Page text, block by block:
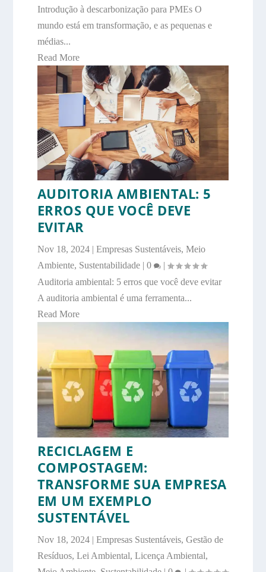
Introdução à descarbonização para PMEs O
mundo está em transformação, e as pequenas e
médias...
Read More
AUDITORIA AMBIENTAL: 5
ERROS QUE VOCÊ DEVE
EVITAR
Nov 18, 2024| Empresas Sustentáveis, Meio
Ambiente, Sustentabilidade| 0
|
Auditoria ambiental: 5 erros que você deve evitar
A auditoria ambiental é uma ferramenta...
Read More
RECICLAGEM E
COMPOSTAGEM:
TRANSFORME SUA EMPRESA
EM UM EXEMPLO
SUSTENTÁVEL
Nov 18, 2024| Empresas Sustentáveis, Gestão de
Resíduos, Lei Ambiental, Licença Ambiental,